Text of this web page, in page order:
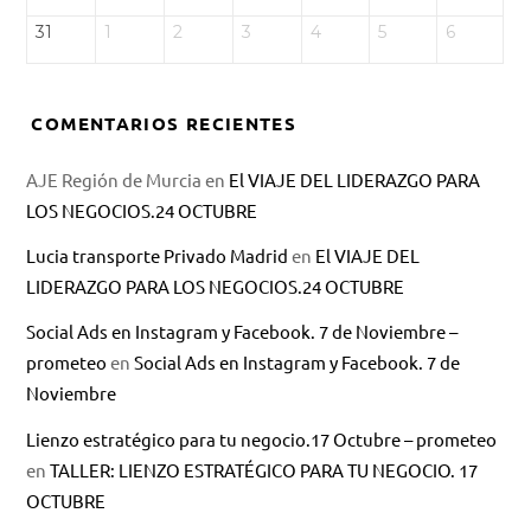
31 1 2 3 4 5 6
COMENTARIOS RECIENTES
AJE Región de Murcia en El VIAJE DEL LIDERAZGO PARA
LOS NEGOCIOS.24 OCTUBRE
Lucia transporte Privado Madrid en El VIAJE DEL
LIDERAZGO PARA LOS NEGOCIOS.24 OCTUBRE
Social Ads en Instagram y Facebook. 7 de Noviembre –
prometeo enSocial Ads en Instagram y Facebook. 7 de
Noviembre
Lienzo estratégico para tu negocio.17 Octubre – prometeo
enTALLER: LIENZO ESTRATÉGICO PARA TU NEGOCIO. 17
OCTUBRE